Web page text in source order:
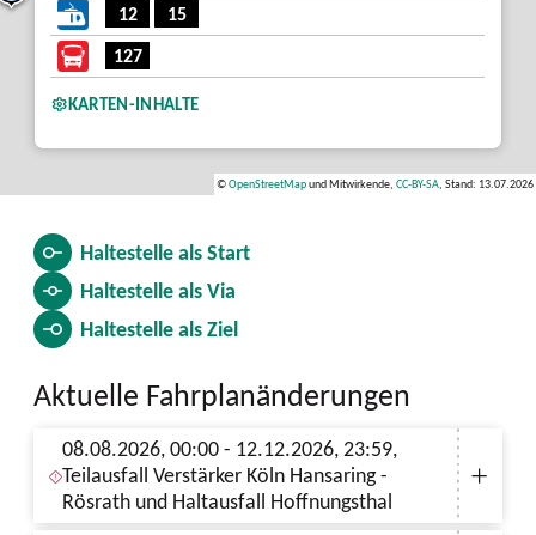
12
15
127
KARTEN-INHALTE
©OpenStreetMapund Mitwirkende, CC-BY-SA, Stand: 13.07.2026
Haltestelle alsStart
Haltestelle alsVia
Haltestelle alsZiel
Aktuelle Fahrplanänderungen
08.08.2026, 00:00 - 12.12.2026, 23:59,
Teilausfall Verstärker Köln Hansaring -
Rösrath und Haltausfall Hoffnungsthal